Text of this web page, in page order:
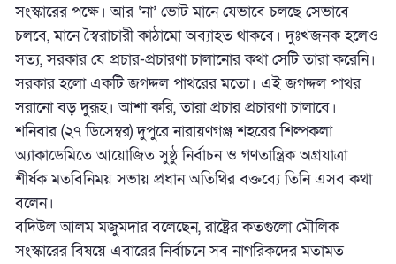
সংস্কারের পক্ষে। আর ‘না’ ভোট মানে যেভাবে চলছে সেভাবে
চলবে, মানে স্বৈরাচারী কাঠামো অব্যাহত থাকবে। দুঃখজনক হলেও
সত্য, সরকার যে প্রচার-প্রচারণা চালানোর কথা সেটি তারা করেনি।
সরকার হলো একটি জগদ্দল পাথরের মতো। এই জগদ্দল পাথর
সরানো বড় দুরূহ। আশা করি, তারা প্রচার প্রচারণা চালাবে।
শনিবার (২৭ ডিসেম্বর) দুপুরে নারায়ণগঞ্জ শহরের শিল্পকলা
অ্যাকাডেমিতে আয়োজিত সুষ্ঠু নির্বাচন ও গণতান্ত্রিক অগ্রযাত্রা
শীর্ষক মতবিনিময় সভায় প্রধান অতিথির বক্তব্যে তিনি এসব কথা
বলেন।
বদিউল আলম মজুমদার বলেছেন, রাষ্ট্রের কতগুলো মৌলিক
সংস্কারের বিষয়ে এবারের নির্বাচনে সব নাগরিকদের মতামত